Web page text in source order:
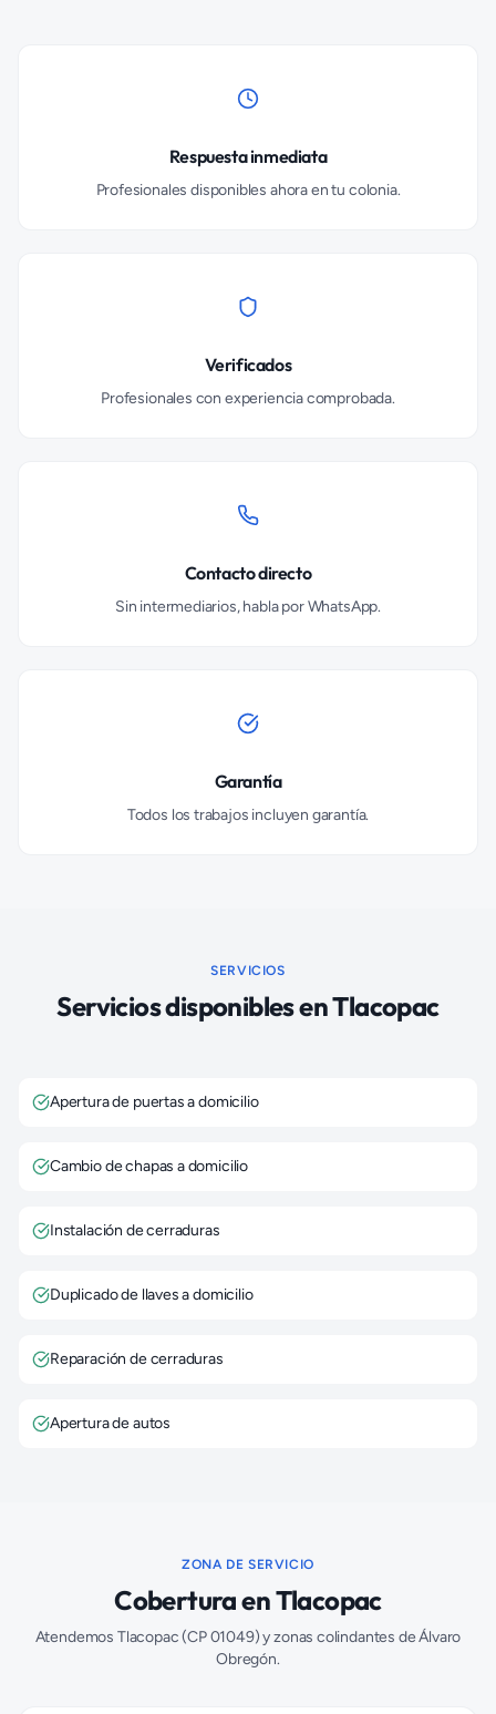
Respuesta inmediata
Profesionales disponibles ahora en tu colonia.
Verificados
Profesionales con experiencia comprobada.
Contacto directo
Sin intermediarios, habla por WhatsApp.
Garantía
Todos los trabajos incluyen garantía.
SERVICIOS
Servicios disponibles enTlacopac
Apertura de puertas a domicilio
Cambio de chapas a domicilio
Instalación de cerraduras
Duplicado de llaves a domicilio
Reparación de cerraduras
Apertura de autos
ZONA DE SERVICIO
Cobertura enTlacopac
Atendemos Tlacopac(CP01049) y zonas colindantes deÁlvaro
Obregón.